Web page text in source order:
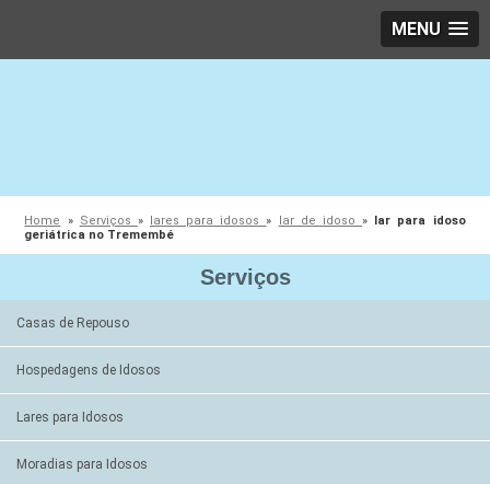
MENU
Home » Serviços » lares para idosos» lar de idoso» lar para idoso
geriátrica no Tremembé
Serviços
Casas de Repouso
Hospedagens de Idosos
Lares para Idosos
Moradias para Idosos